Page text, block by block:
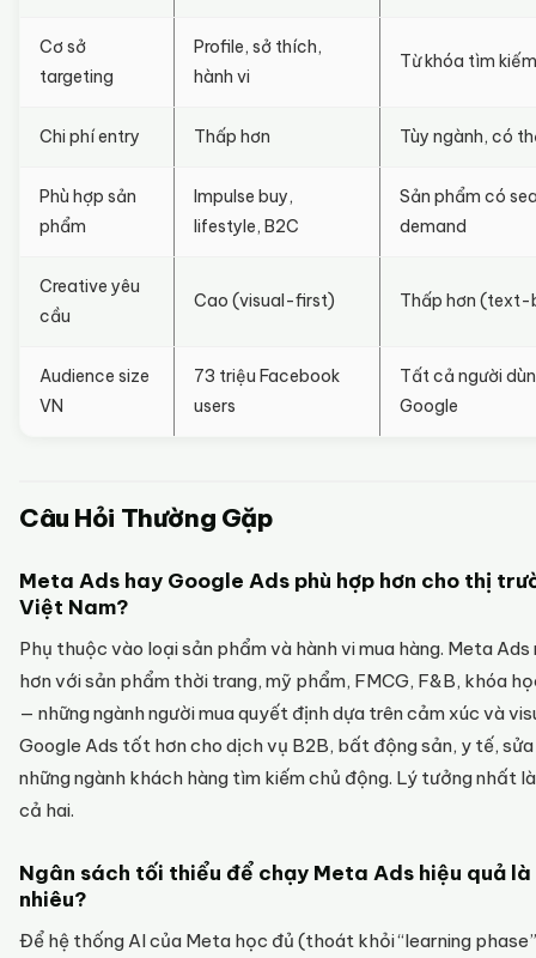
Cơ sở
targeting
Profile, sở thích,
hành vi
Từ khóa tìm kiếm
Chi phí entry Thấp hơn Tùy ngành, có
Phù hợp sản
phẩm
Impulse buy,
lifestyle, B2C
Sản phẩm có
demand
Creative yêu
cầu
Cao (visual-first) Thấp hơn (text-
Audience size
VN
73 triệu Facebook
users
Tất cả người
Google
Câu Hỏi Thường Gặp
Meta Ads hay Google Ads phù hợp hơn cho thị
Việt Nam?
Phụ thuộc vào loại sản phẩm và hành vi mua hàng. Meta Ads
hơn với sản phẩm thời trang, mỹ phẩm, FMCG, F&B, khóa
— những ngành người mua quyết định dựa trên cảm xúc và
Google Ads tốt hơn cho dịch vụ B2B, bất động sản, y tế,
những ngành khách hàng tìm kiếm chủ động. Lý tưởng nhất
cả hai.
Ngân sách tối thiểu để chạy Meta Ads hiệu quả
nhiêu?
Để hệ thống AI của Meta học đủ (thoát khỏi “learning